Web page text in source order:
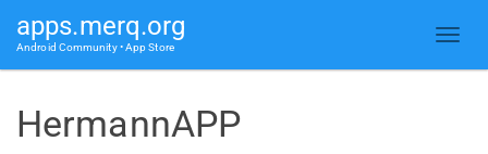
apps.merq.org
Android Community • App Store
HermannAPP